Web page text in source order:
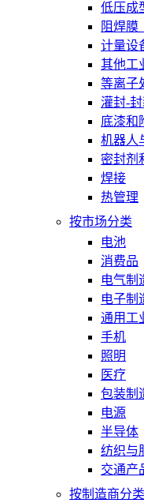
低压成
阻焊膜
计量设
其他工
等离子
灌封-封
底漆和
机器人
密封剂
焊接
热管理
按市场分类
电池
消费品
电气制
电子制
通用工
手机
照明
医疗
包装制
电源
半导体
纺织与
交通产
按制造商分类